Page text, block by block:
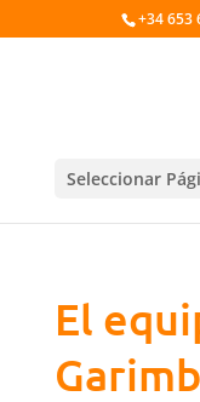
+34 653
Seleccionar
El